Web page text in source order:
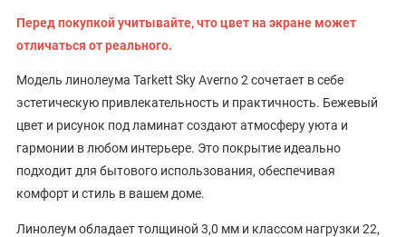
Перед покупкой учитывайте, что цвет на экране может
отличаться от реального.
Модель линолеума Tarkett Sky Averno 2 сочетает в себе
эстетическую привлекательность и практичность. Бежевый
цвет и рисунок под ламинат создают атмосферу уюта и
гармонии в любом интерьере. Это покрытие идеально
подходит для бытового использования, обеспечивая
комфорт и стиль в вашем доме.
Линолеум обладает толщиной 3,0 мм и классом нагрузки 22,